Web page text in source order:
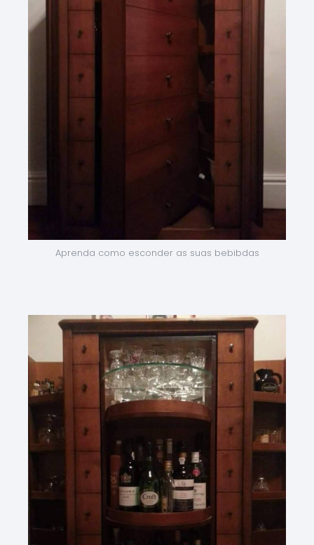
Aprenda como esconder as suas bebibdas